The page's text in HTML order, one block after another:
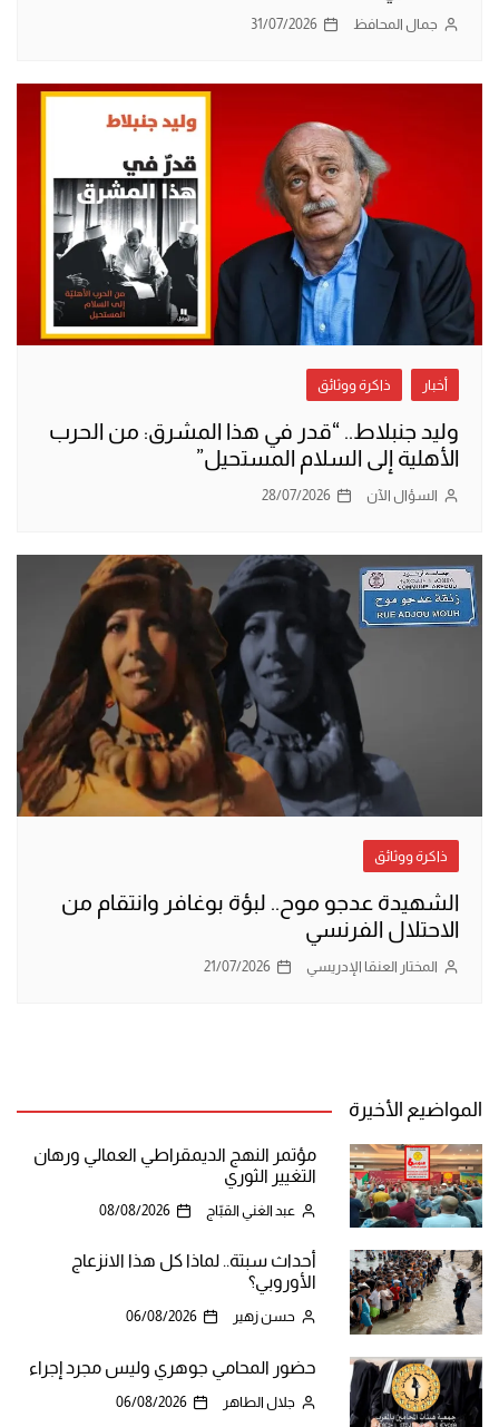
جمال المحافظ 31/07/2026
أخبار ذاكرة ووثائق
وليد جنبلاط.. “قدر في هذا المشرق: من الحرب
الأهلية إلى السلام المستحيل”
السؤال الآن 28/07/2026
ذاكرة ووثائق
الشهيدة عدجو موح.. لبؤة بوغافر وانتقام من
الاحتلال الفرنسي
المختار العنقا الإدريسي 21/07/2026
المواضيع الأخيرة
مؤتمر النهج الديمقراطي العمالي ورهان
التغيير الثوري
عبد الغني القبّاج 08/08/2026
أحداث سبتة.. لماذا كل هذا الانزعاج
الأوروبي؟
حسن زهير 06/08/2026
حضور المحامي جوهري وليس مجرد إجراء
جلال الطاهر 06/08/2026